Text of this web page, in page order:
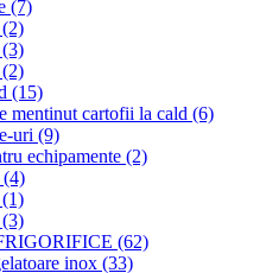
(7)
(15)
mentinut cartofii la cald (6)
uri (9)
echipamente (2)
(4)
(62)
inox (33)